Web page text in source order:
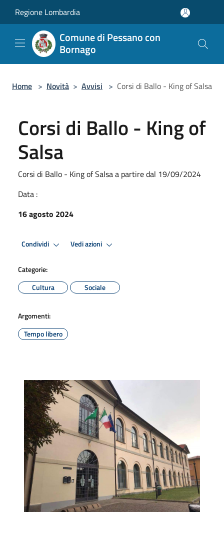
Regione Lombardia
Comune di Pessano con
Bornago
Home > Novità > Avvisi > Corsi di Ballo - King of Salsa
Corsi di Ballo - King of
Salsa
Corsi di Ballo - King of Salsa a partire dal 19/09/2024
Data :
16 agosto 2024
Condividi Vedi azioni
Categorie:
Cultura
Sociale
Argomenti:
Tempo libero